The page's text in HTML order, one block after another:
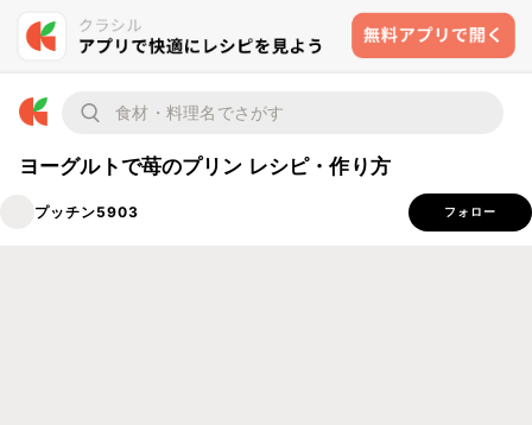
ヨーグルトで苺のプリン レシピ・作り方
プッチン5903 フォロー